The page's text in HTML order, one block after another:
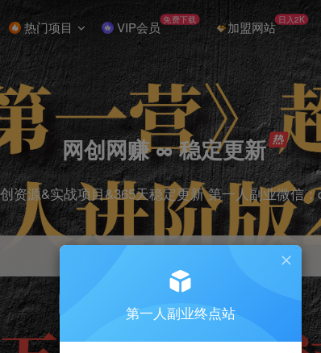
热门项目 VIP会员 免费下载 加盟网站 日入2K
网创网赚 ∞ 稳定更新
资源&实战项目&365天稳定更新 第一人副业微信
引流 剪辑 短视频
第一人副业终点站